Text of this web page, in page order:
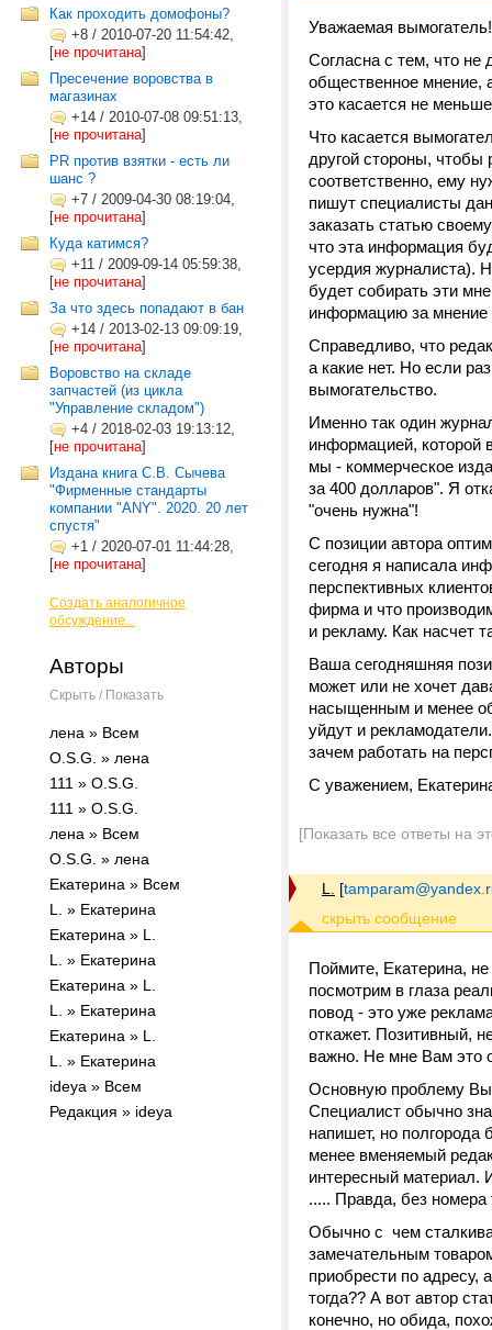
Как проходить домофоны?
+8 / 2010-07-20 11:54:42,
[не прочитана]
Пресечение воровства в
магазинах
+14 / 2010-07-08 09:51:13,
[не прочитана]
PR против взятки - есть ли
шанс ?
+7 / 2009-04-30 08:19:04,
[не прочитана]
Куда катимся?
+11 / 2009-09-14 05:59:38,
[не прочитана]
За что здесь попадают в бан
+14 / 2013-02-13 09:09:19,
[не прочитана]
Воровство на складе
запчастей (из цикла
"Управление складом")
+4 / 2018-02-03 19:13:12,
[не прочитана]
Издана книга С.В. Сычева
"Фирменные стандарты
компании "ANY". 2020. 20 лет
спустя"
+1 / 2020-07-01 11:44:28,
[не прочитана]
Создать аналогичное
обсуждение...
Авторы
Скрыть / Показать
лена » Всем
O.S.G. » лена
111 » O.S.G.
111 » O.S.G.
лена » Всем
O.S.G. » лена
Екатерина » Всем
L. » Екатерина
Екатерина » L.
L. » Екатерина
Екатерина » L.
L. » Екатерина
Екатерина » L.
L. » Екатерина
ideya » Всем
Редакция » ideya
Уважаемая вымогатель!
Согласна с тем, что
общественное мнение,
это касается не
Что касается
другой стороны,
соответственно, ему
пишут специалисты
заказать статью
что эта информация
усердия журналиста).
будет собирать эти
информацию за мнение
Справедливо, что
а какие нет. Но если
вымогательство.
Именно так один
информацией, которой
мы - коммерческое
за 400 долларов". Я
"очень нужна"!
С позиции автора
сегодня я написала
перспективных
фирма и что
и рекламу. Как насчет
Ваша сегодняшняя
может или не хочет
насыщенным и менее
уйдут и
зачем работать на
С уважением,
[Показать все ответы на
L. [
Поймите, Екатерина,
посмотрим в глаза
повод - это уже
откажет. Позитивный,
важно. Не мне Вам это
Основную проблему Вы
Специалист обычно
напишет, но
менее вменяемый
интересный материал.
..... Правда, без
Обычно с чем
замечательным
приобрести по адресу,
тогда?? А вот автор
конечно, но обида,